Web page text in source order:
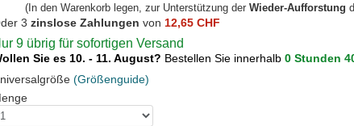
(In den Warenkorb legen, zur Unterstützung der Wieder-Aufforstung
3 zinslose Zahlungen von 12,65 CHF
9 übrig für sofortigen Versand
Sie es 10. - 11. August? Bestellen Sie innerhalb 0 Stunden
(Größenguide)